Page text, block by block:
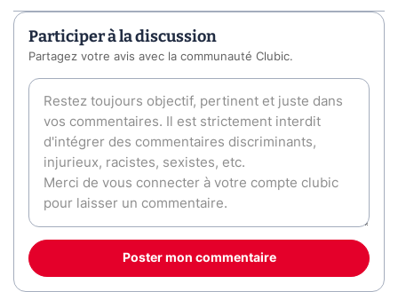
Participer à la discussion
Partagez votre avis avec la communauté Clubic.
Poster mon commentaire